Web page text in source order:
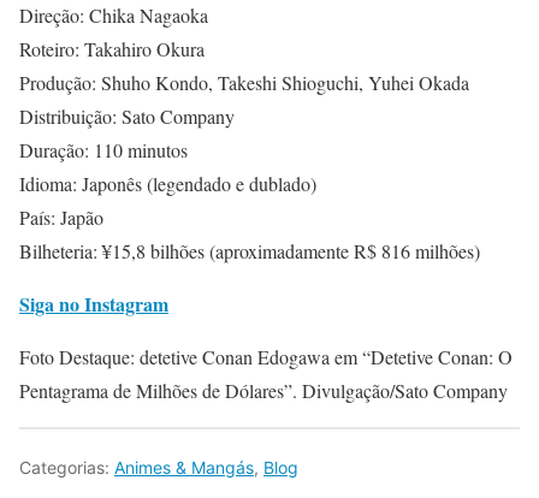
Direção: Chika Nagaoka
Roteiro: Takahiro Okura
Produção: Shuho Kondo, Takeshi Shioguchi, Yuhei Okada
Distribuição: Sato Company
Duração: 110 minutos
Idioma: Japonês (legendado e dublado)
País: Japão
Bilheteria: ¥15,8 bilhões (aproximadamente R$ 816 milhões)
Siga no Instagram
Foto Destaque: detetive Conan Edogawa em “Detetive Conan: O
Pentagrama de Milhões de Dólares”. Divulgação/Sato Company
Categorias: Animes & Mangás, Blog